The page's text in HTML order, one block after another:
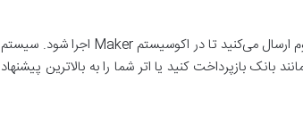
سازوکار پروتکل maker دقیقا بر همین اساس است. شما یک دارنده اتر هستید و اتر خود را به یک CDP در بلاک چین اتریوم ارسال می‌کنید تا در اکوسیستم Maker اجرا شود. سیستم
بانک بازپرداخت کنید یا اتر شما را به بالاترین پیشنهاد